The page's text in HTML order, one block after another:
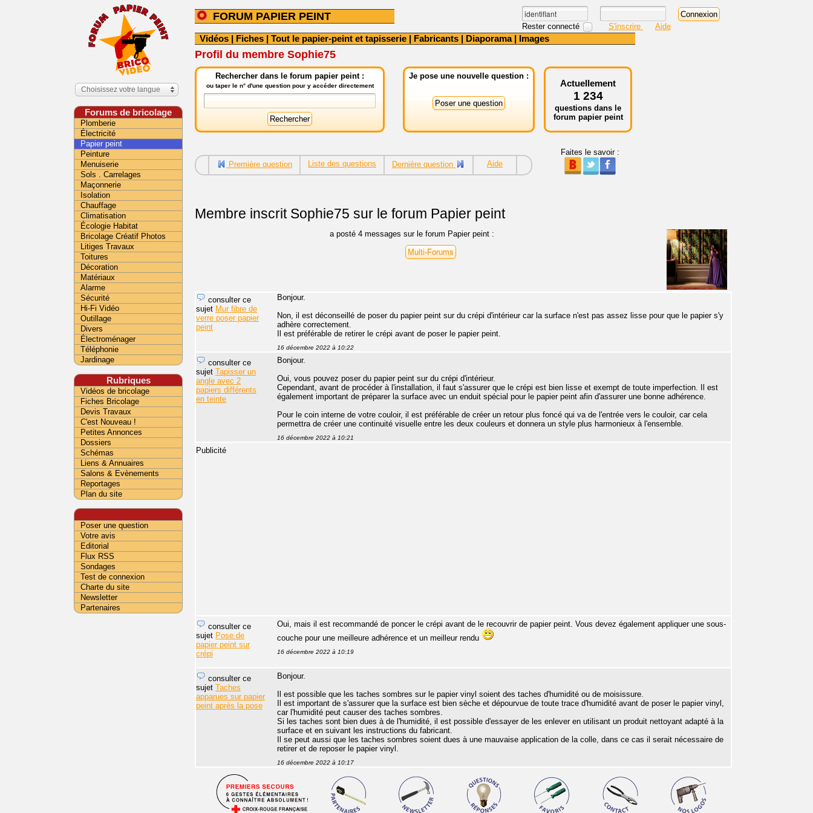
FORUM PAPIER PEINT
Rester connecté S'inscrire Aide
Vidéos | Fiches | Tout le papier-peint et tapisserie | Fabricants | Diaporama| Images
Profil du membre Sophie75
Rechercher dans le forum papier peint :
ou taper le n° d'une question pour y accéder directement
Je pose une nouvelle question :
Actuellement
1 234
questions dans le
forum papier peint
Première question Liste des questions Dernière question Aide
Faites le savoir :
Membre inscritSophie75 sur le forum Papier peint
a posté 4 messages sur le forum Papier peint :
Multi-Forums
Bonjour.
Non, il est déconseillé de poser du papier peint sur du crépi d'intérieur car la surface n'est pas assez lisse pour que le papier s'y
adhère correctement.
Il est préférable de retirer le crépi avant de poser le papier peint.
16 décembre 2022 à 10:22
consulter ce
sujet Mur fibre de
verre poser papier
peint
Bonjour.
Oui, vous pouvez poser du papier peint sur du crépi d'intérieur.
Cependant, avant de procéder à l'installation, il faut s'assurer que le crépi est bien lisse et exempt de toute imperfection. Il est
également important de préparer la surface avec un enduit spécial pour le papier peint afin d'assurer une bonne adhérence.
Pour le coin interne de votre couloir, il est préférable de créer un retour plus foncé qui va de l'entrée vers le couloir, car cela
permettra de créer une continuité visuelle entre les deux couleurs et donnera un style plus harmonieux à l'ensemble.
16 décembre 2022 à 10:21
consulter ce
sujet Tapisser un
angle avec 2
papiers différents
en teinte
Publicité
Oui, mais il est recommandé de poncer le crépi avant de le recouvrir de papier peint. Vous devez également appliquer une sous-
couche pour une meilleure adhérence et un meilleur rendu
16 décembre 2022 à 10:19
consulter ce
sujet Pose de
papier peint sur
crépi
Bonjour.
Il est possible que les taches sombres sur le papier vinyl soient des taches d'humidité ou de moisissure.
Il est important de s'assurer que la surface est bien sèche et dépourvue de toute trace d'humidité avant de poser le papier vinyl,
car l'humidité peut causer des taches sombres.
Si les taches sont bien dues à de l'humidité, il est possible d'essayer de les enlever en utilisant un produit nettoyant adapté à la
surface et en suivant les instructions du fabricant.
Il se peut aussi que les taches sombres soient dues à une mauvaise application de la colle, dans ce cas il serait nécessaire de
retirer et de reposer le papier vinyl.
16 décembre 2022 à 10:17
consulter ce
sujet Taches
apparues sur papier
peint après la pose
Choisissez votre langue
Forums de bricolage
Plomberie
Électricité
Papier peint
Peinture
Menuiserie
Sols . Carrelages
Maçonnerie
Isolation
Chauffage
Climatisation
Écologie Habitat
Bricolage Créatif Photos
Litiges Travaux
Toitures
Décoration
Matériaux
Alarme
Sécurité
Hi-Fi Vidéo
Outillage
Divers
Électroménager
Téléphonie
Jardinage
Rubriques
Vidéos de bricolage
Fiches Bricolage
Devis Travaux
C'est Nouveau !
Petites Annonces
Dossiers
Schémas
Liens & Annuaires
Salons & Evènements
Reportages
Plan du site
Poser une question
Votre avis
Editorial
Flux RSS
Sondages
Test de connexion
Charte du site
Newsletter
Partenaires